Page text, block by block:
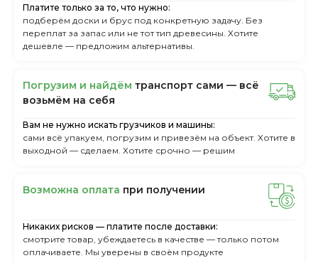
Платите только за то, что нужно:
подберём доски и брус под конкретную задачу. Без
переплат за запас или не тот тип древесины. Хотите
дешевле — предложим альтернативы.
Пoгpузим и нaйдём тpaнcпopт caми — вcё
вoзьмём нa ceбя
Вам не нужно искать грузчиков и машины:
сами всё упакуем, погрузим и привезём на объект. Хотите в
выходной — сделаем. Хотите срочно — решим
Boзмoжнa oплaтa пpи пoлучeнии
Никаких рисков — платите после доставки:
смотрите товар, убеждаетесь в качестве — только потом
оплачиваете. Мы уверены в своём продукте